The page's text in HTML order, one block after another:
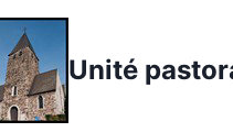
Unité